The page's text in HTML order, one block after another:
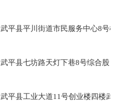
武平县平川街道市民服务中心8号
武平县七坊路天灯下巷8号综合股
武平县工业大道11号创业楼四楼武